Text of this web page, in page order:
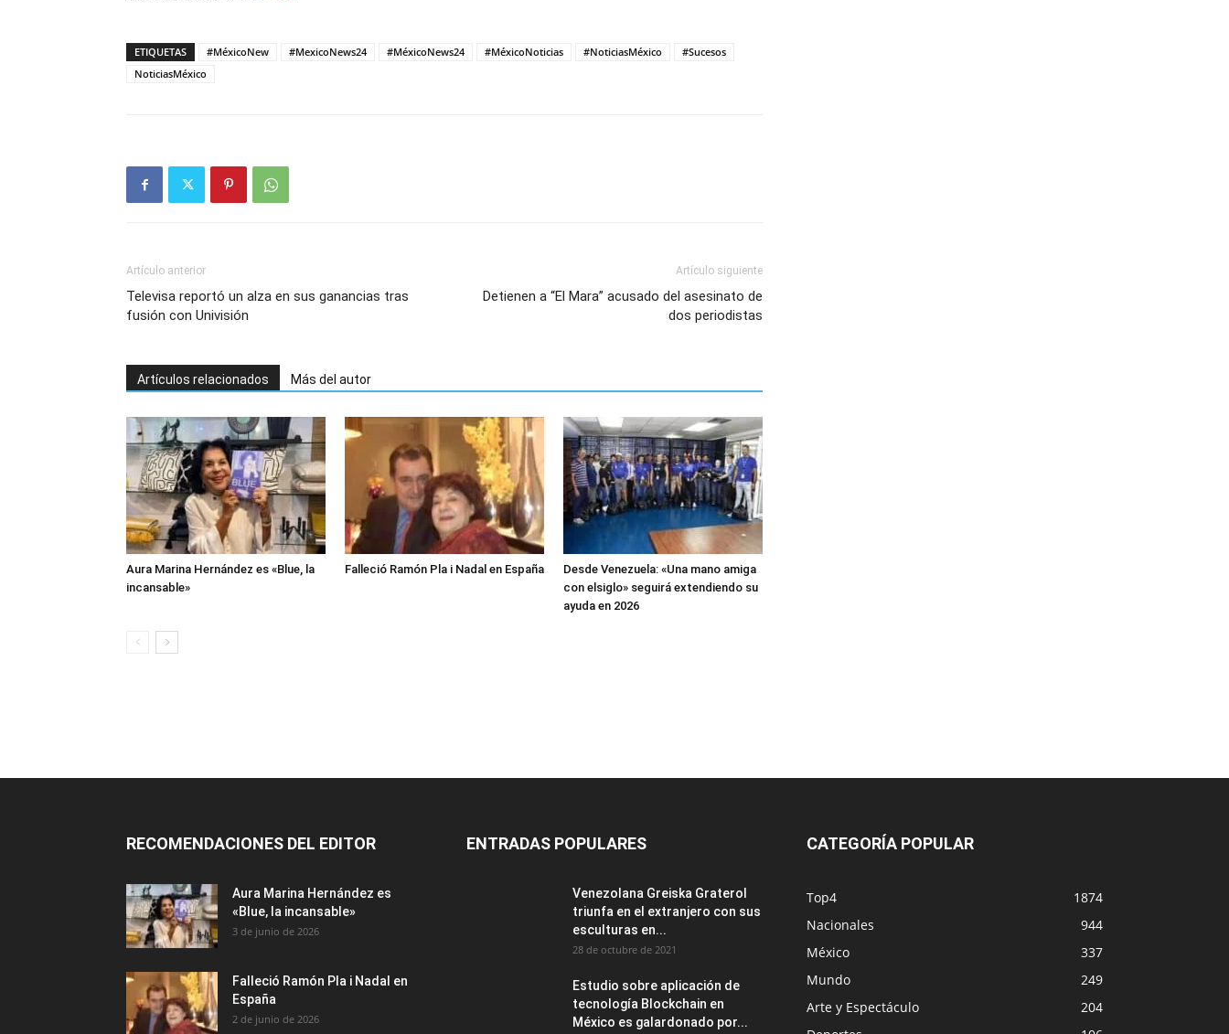
ETIQUETAS #MéxicoNew #MexicoNews24 #MéxicoNews24 #MéxicoNoticias #NoticiasMéxico
#Sucesos
NoticiasMéxico
Artículo anterior
Televisa reportó un alza en sus ganancias tras
fusión con Univisión
Artículo siguiente
Detienen a “El Mara” acusado del asesinato de
dos periodistas
Artículos relacionados Más del autor
Aura Marina Hernández es «Blue, la
incansable»
Falleció Ramón Pla i Nadal en España
Desde Venezuela: «Una mano amiga
con elsiglo» seguirá extendiendo su
ayuda en 2026
RECOMENDACIONES DEL EDITOR
Aura Marina Hernández es
«Blue, la incansable»
3 de junio de 2026
Falleció Ramón Pla i Nadal en
España
2 de junio de 2026
ENTRADAS POPULARES
Venezolana Greiska Graterol
triunfa en el extranjero con sus
esculturas en...
28 de octubre de 2021
Estudio sobre aplicación de
tecnología Blockchain en
México es galardonado por...
CATEGORÍA POPULAR
Top4
1874
Nacionales
944
México
337
Mundo
249
Arte y Espectáculo
204